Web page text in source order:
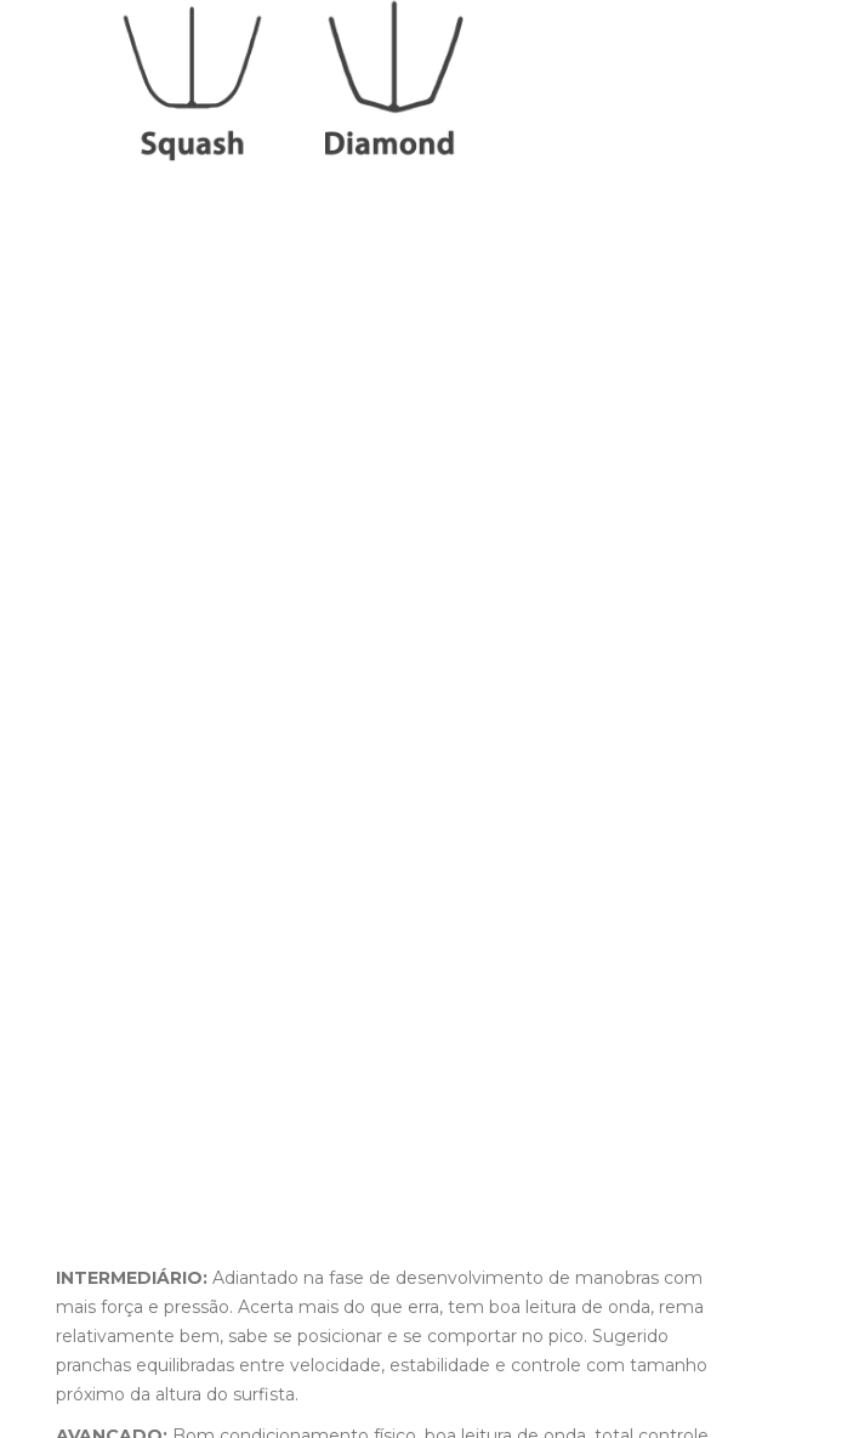
INTERMEDIÁRIO: Adiantado na fase de desenvolvimento de manobras com
mais força e pressão. Acerta mais do que erra, tem boa leitura de onda, rema
relativamente bem, sabe se posicionar e se comportar no pico. Sugerido
pranchas equilibradas entre velocidade, estabilidade e controle com tamanho
próximo da altura do surfista.